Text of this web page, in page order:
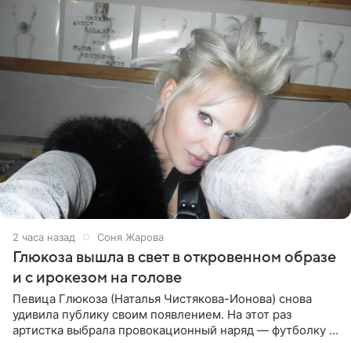
2 часа назад Соня Жарова
Глюкоза вышла в свет в откровенном образе
и с ирокезом на голове
Певица Глюкоза (Наталья Чистякова-Ионова) снова
удивила публику своим появлением. На этот раз
артистка выбрала провокационный наряд — футболку с